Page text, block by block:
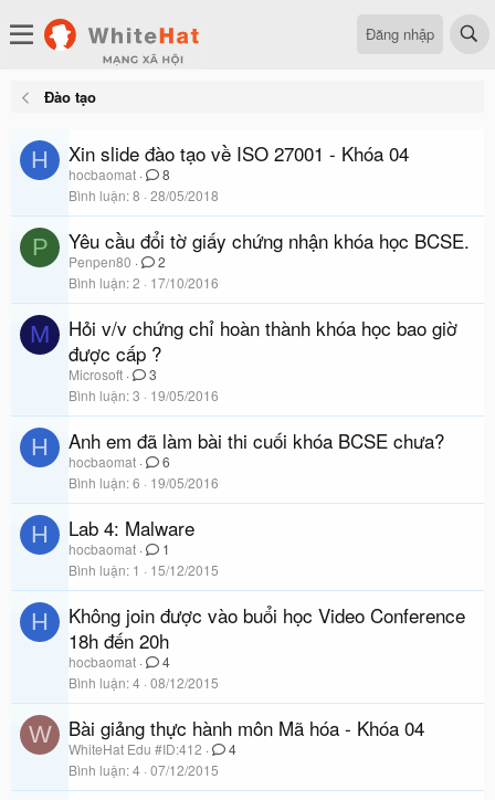
Đăng nhập
Đào tạo
H Xin slide đào tạo về ISO 27001 - Khóa 04
hocbaomat
8
Bình luận 8 28/05/2018
P Yêu cầu đổi tờ giấy chứng nhận khóa học BCSE.
Penpen80
2
Bình luận 2 17/10/2016
M
Hỏi v/v chứng chỉ hoàn thành khóa học bao giờ
được cấp ?
Microsoft
3
Bình luận 3 19/05/2016
H Anh em đã làm bài thi cuối khóa BCSE chưa?
hocbaomat
6
Bình luận 6 19/05/2016
H Lab 4: Malware
hocbaomat
1
Bình luận 1 15/12/2015
H
Không join được vào buổi học Video Conference
18h đến 20h
hocbaomat
4
Bình luận 4 08/12/2015
W Bài giảng thực hành môn Mã hóa - Khóa 04
WhiteHat Edu #ID:412
4
Bình luận 4 07/12/2015